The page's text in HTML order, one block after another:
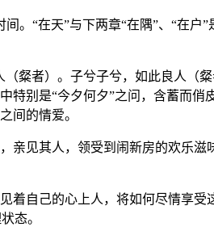
。“在天”与下两章“在隅”、“在户
粲者）。子兮子兮，如此良人（
特别是“今夕何夕”之问，含蓄而俏
间的情爱。
亲见其人，领受到闹新房的欢乐滋
着自己的心上人，将如何尽情享受
态。